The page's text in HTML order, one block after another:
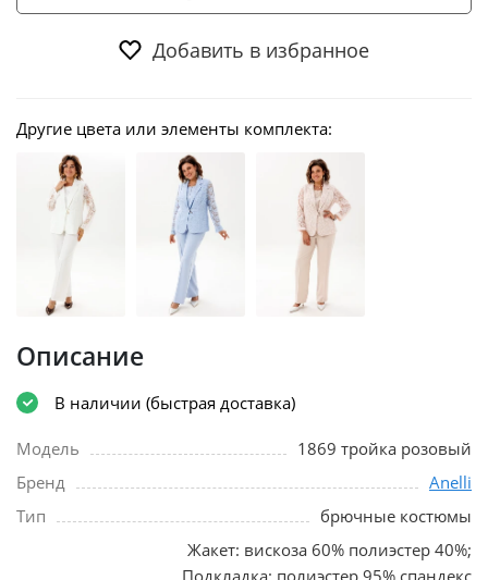
Добавить в избранное
Другие цвета или элементы комплекта:
Описание
В наличии (быстрая доставка)
Модель
1869 тройка розовый
Бренд
Anelli
Тип
брючные костюмы
Жакет: вискоза 60% полиэстер 40%;